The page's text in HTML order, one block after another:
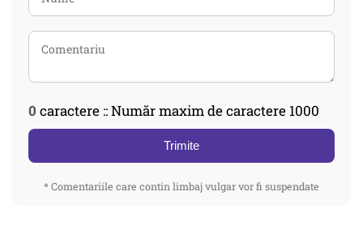
0 caractere :: Număr maxim de caractere 1000
Trimite
* Comentariile care contin limbaj vulgar vor fi suspendate